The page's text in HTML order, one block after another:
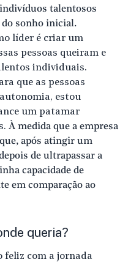
talentosos
sonho inicial.
líder é criar um
pessoas queiram e
individuais.
que as pessoas
estou
um patamar
À medida que a empresa
após atingir um
de ultrapassar a
capacidade de
em comparação ao
queria?
feliz com a jornada